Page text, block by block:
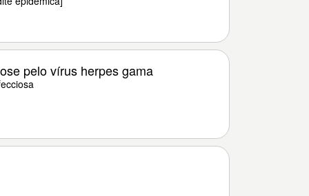
pelo vírus herpes gama